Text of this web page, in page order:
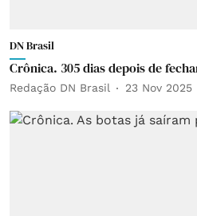
DN Brasil
Crônica. 305 dias depois de
Redação DN Brasil 23 Nov 2025